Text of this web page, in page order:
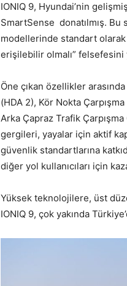
IONIQ 9, Hyundai’nin
SmartSense donatılmış.
modellerinde standart
erişilebilir olmalı” felsefesini
Öne çıkan özellikler
(HDA 2), Kör Nokta
Arka Çapraz Trafik
gergileri, yayalar için aktif
güvenlik standartlarına
diğer yol kullanıcıları için
Yüksek teknolojilere, üst
IONIQ 9, çok yakında